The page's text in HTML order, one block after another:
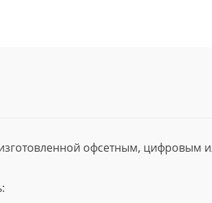
офсетным, цифровым